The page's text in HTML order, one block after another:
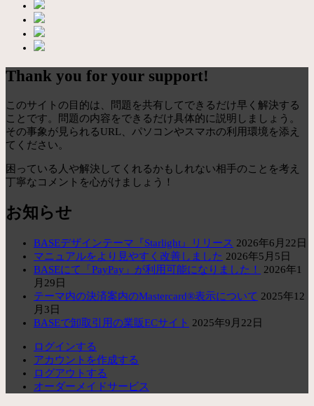
Thank you for your support!
このサイトの目的は、問題を共有してできるだけ早く解決する
ことです。問題の内容をできるだけ具体的に説明しましょう。
その事象が見られるURL、パソコンやスマホの利用環境を添え
てください。
困っている人や解決してくれるかもしれない相手のことを考え
丁寧なコメントを心がけましょう！
お知らせ
BASEデザインテーマ『Starlight』リリース 2026年6月22日
マニュアルをより見やすく改善しました 2026年5月5日
BASEにて「PayPay」が利用可能になりました！
2026年1
月29日
テーマ内の決済案内のMastercard®表示について 2025年12
月3日
BASEで卸取引用の業販ECサイト 2025年9月22日
ログインする
アカウントを作成する
ログアウトする
オーダーメイドサービス